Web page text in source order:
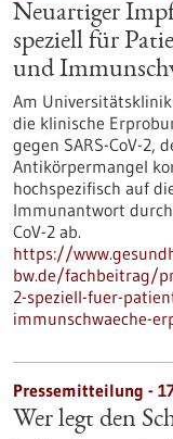
Neuartiger
speziell für
und
Am
die klinische
gegen SARS-CoV-2,
Antikörpermangel
hochspezifisch auf
Immunantwort durch
CoV-2 ab.
https://
bw.de/fachbeitrag/
2-speziell-fuer-
immunschwaeche-
Pressemitteilung -
Wer legt den